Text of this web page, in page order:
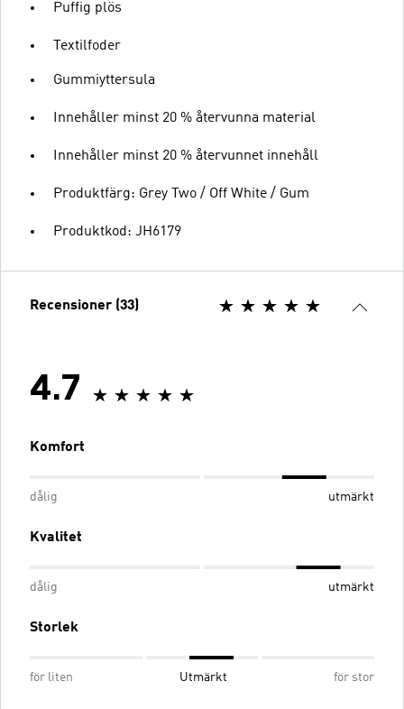
Puffig plös
Textilfoder
Gummiyttersula
Innehåller minst 20 % återvunna material
Innehåller minst 20 % återvunnet innehåll
Produktfärg: Grey Two / Off White / Gum
Produktkod: JH6179
Recensioner (33)
4.7
Komfort
dålig utmärkt
Kvalitet
dålig utmärkt
Storlek
för liten Utmärkt för stor